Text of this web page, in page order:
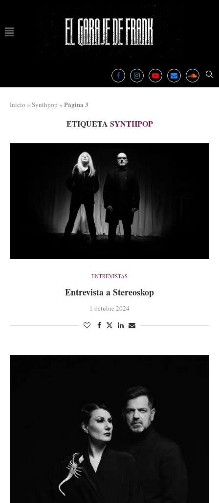
Inicio » Synthpop » Página 3
ETIQUETA SYNTHPOP
ENTREVISTAS
Entrevista a Stereoskop
1 octubre 2024